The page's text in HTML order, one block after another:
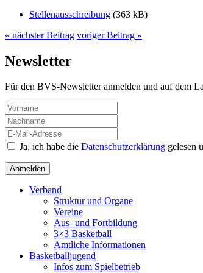
Stellenausschreibung (363 kB)
« nächster Beitrag voriger Beitrag »
Newsletter
Für den BVS-Newsletter anmelden und auf dem
Ja, ich habe die Datenschutzerklärung gelesen
Verband
Struktur und Organe
Vereine
Aus- und Fortbildung
3×3 Basketball
Amtliche Informationen
Basketballjugend
Infos zum Spielbetrieb